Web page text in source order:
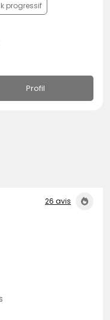
progressif
Profil
26 avis